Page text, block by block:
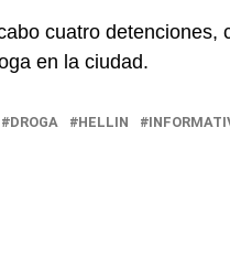
cuatro
en la ciudad.
DROGA HELLIN